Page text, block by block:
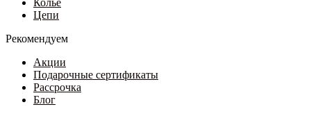
Цепи
Рекомендуем
Акции
Подарочные сертификаты
Рассрочка
Блог